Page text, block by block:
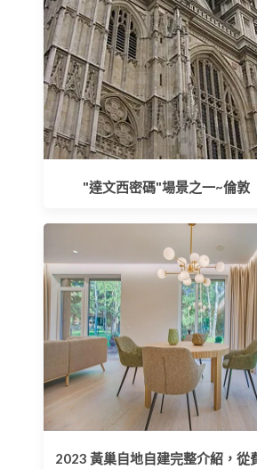
"達文西密碼"場景之一~倫敦
2023 黃巢自地自建完整介紹，從